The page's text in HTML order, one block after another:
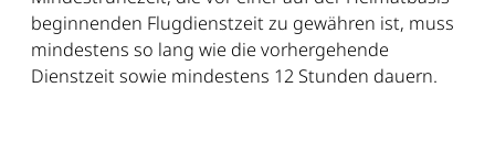
beginnenden Flugdienstzeit zu gewähren ist, muss
mindestens so lang wie die vorhergehende
Dienstzeit sowie mindestens 12 Stunden dauern.